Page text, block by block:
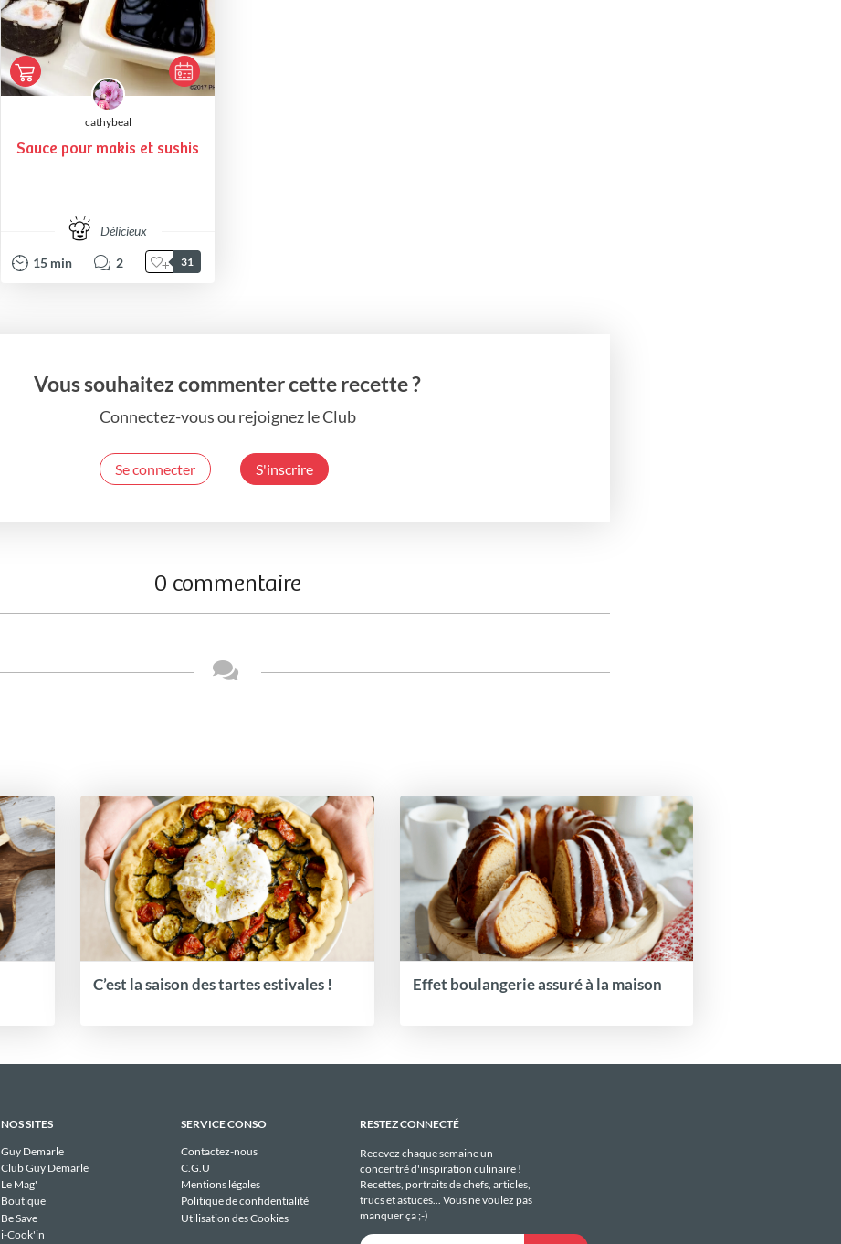
cathybeal
Sauce pour makis et sushis
Délicieux
15 min 2 31
Vous souhaitez commenter cette recette ?
Connectez-vous ou rejoignez le Club
Se connecter S'inscrire
0 commentaire
C’est la saison des tartes estivales ! Effet boulangerie assuré à la maison
NOS SITES
Guy Demarle
Club Guy Demarle
Le Mag'
Boutique
Be Save
i-Cook'in
SERVICE CONSO
Contactez-nous
C.G.U
Mentions légales
Politique de confidentialité
Utilisation des Cookies
RESTEZ CONNECTÉ
Recevez chaque semaine un
concentré d'inspiration culinaire !
Recettes, portraits de chefs, articles,
trucs et astuces... Vous ne voulez pas
manquer ça ;-)